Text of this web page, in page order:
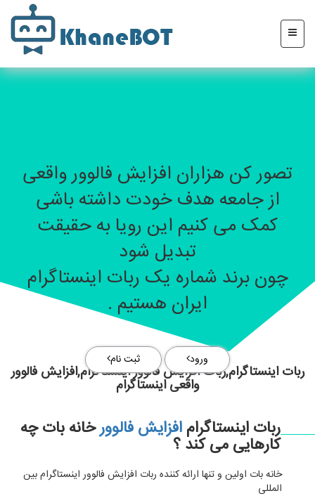
تصور کن هزاران افزایش فالوور واقعی
از جامعه هدف خودت داشته باشی
کمک می کنیم این رویا به حقیقت
تبدیل شود
چون برند شماره یک ربات اینستاگرام
ایران هستیم .
ورود ثبت نام
ربات اینستاگرام,ربات افزایش فالوور اینستاگرام,افزایش فالوور
واقعی اینستاگرام
ربات اینستاگرامافزایش فالوورخانه بات چه
کارهایی می کند ؟
خانه بات اولین و تنها ارائه کننده ربات افزایش فالوور اینستاگرام بین
المللی